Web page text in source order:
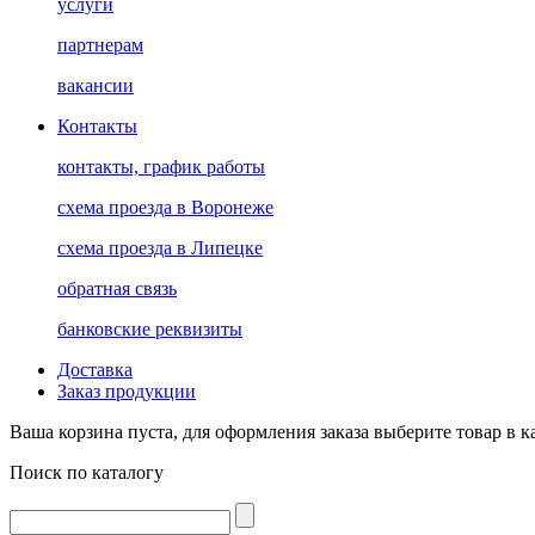
услуги
партнерам
вакансии
Контакты
контакты, график работы
схема проезда в Воронеже
схема проезда в Липецке
обратная связь
банковские реквизиты
Доставка
Заказ продукции
Ваша корзина пуста, для оформления заказа выберите товар в
Поиск по каталогу